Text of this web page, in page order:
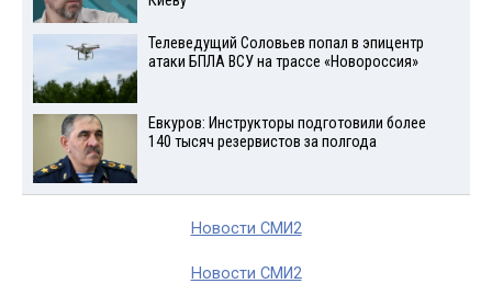
Телеведущий Соловьев попал в эпицентр
атаки БПЛА ВСУ на трассе «Новороссия»
Евкуров: Инструкторы подготовили более
140 тысяч резервистов за полгода
Новости СМИ2
Новости СМИ2